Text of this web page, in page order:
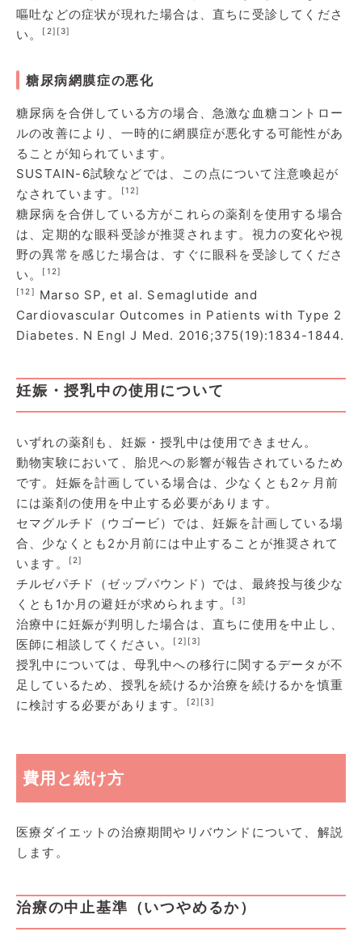
嘔吐などの症状が現れた場合は、直ちに受診してくださ
い。
[2] [3]
糖尿病網膜症の悪化
糖尿病を合併している方の場合、急激な血糖コントロー
ルの改善により、一時的に網膜症が悪化する可能性があ
ることが知られています。
SUSTAIN-6試験などでは、この点について注意喚起が
なされています。
[12]
糖尿病を合併している方がこれらの薬剤を使用する場合
は、定期的な眼科受診が推奨されます。視力の変化や視
野の異常を感じた場合は、すぐに眼科を受診してくださ
い。
[12]
[12]
Marso SP, et al. Semaglutide and
Cardiovascular Outcomes in Patients with Type 2
Diabetes. N Engl J Med. 2016;375(19):1834-1844.
妊娠・授乳中の使用について
いずれの薬剤も、妊娠・授乳中は使用できません。
動物実験において、胎児への影響が報告されているため
です。妊娠を計画している場合は、少なくとも2ヶ月前
には薬剤の使用を中止する必要があります。
セマグルチド（ウゴービ）では、妊娠を計画している場
合、少なくとも2か月前には中止することが推奨されて
います。
[2]
チルゼパチド（ゼップバウンド）では、最終投与後少な
くとも1か月の避妊が求められます。
[3]
治療中に妊娠が判明した場合は、直ちに使用を中止し、
医師に相談してください。
[2] [3]
授乳中については、母乳中への移行に関するデータが不
足しているため、授乳を続けるか治療を続けるかを慎重
に検討する必要があります。
[2] [3]
費用と続け方
医療ダイエットの治療期間やリバウンドについて、解説
します。
治療の中止基準（いつやめるか）